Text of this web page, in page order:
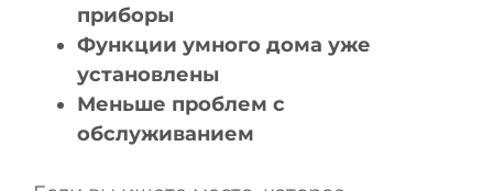
приборы
Функции умного дома уже
установлены
Меньше проблем с
обслуживанием